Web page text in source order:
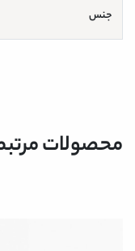
جنس
محصولات مرتبط